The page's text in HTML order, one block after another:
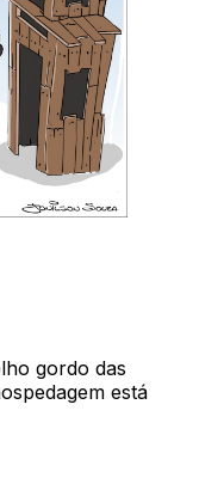
gordo das
está